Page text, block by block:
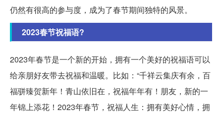
仍然有很高的参与度，成为了春节期间独特的风景。
2023春节祝福语?
2023年春节是一个新的开始，拥有一个美好的祝福语可以
给亲朋好友带去祝福和温暖。比如：“千祥云集庆有余，百
福骈臻贺新年！青山依旧在，祝福年年有！朋友，新的一
年锦上添花！2023年春节，祝福人生：拥有美好心情，拥